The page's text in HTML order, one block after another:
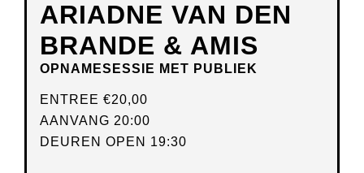
ARIADNE VAN DEN
BRANDE & AMIS
OPNAMESESSIE MET PUBLIEK
ENTREE €20,00
AANVANG 20:00
DEUREN OPEN 19:30